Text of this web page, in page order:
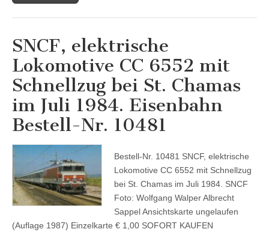
SNCF, elektrische
Lokomotive CC 6552 mit
Schnellzug bei St. Chamas
im Juli 1984. Eisenbahn
Bestell-Nr. 10481
Bestell-Nr. 10481 SNCF, elektrische
Lokomotive CC 6552 mit Schnellzug
bei St. Chamas im Juli 1984. SNCF
Foto: Wolfgang Walper Albrecht
Sappel Ansichtskarte ungelaufen
(Auflage 1987) Einzelkarte € 1,00 SOFORT KAUFEN